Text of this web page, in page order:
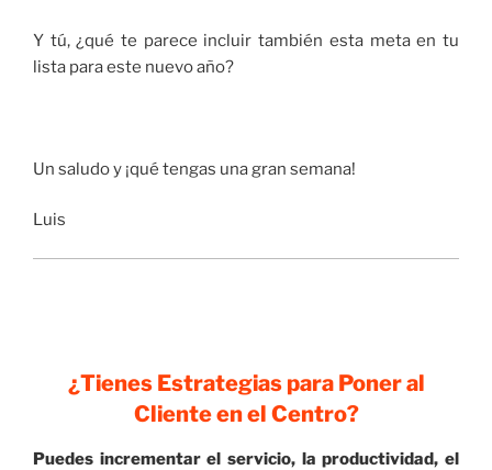
Y tú, ¿qué te parece incluir también esta meta en tu
lista para este nuevo año?
Un saludo y ¡qué tengas una gran semana!
Luis
¿Tienes Estrategias para Poner al
Cliente en el Centro?
Puedes incrementar el servicio, la productividad, el